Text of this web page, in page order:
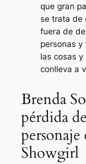
que gran
se trata de
fuera de
personas
las cosas
conlleva a
Brenda
pérdida
Showgirl